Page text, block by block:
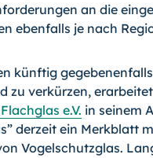
an die
ebenfalls je nach
künftig
zu verkürzen,
e.V. in seinem
derzeit ein Merkblatt
Vogelschutzglas.